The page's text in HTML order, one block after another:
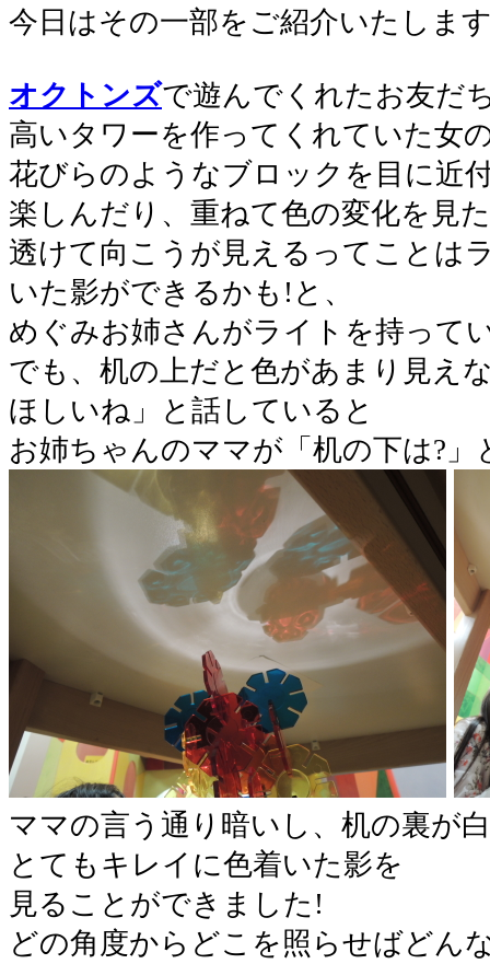
今日はその一部をご紹介いたしま
オクトンズで遊んでくれたお友だ
高いタワーを作ってくれていた女
花びらのようなブロックを目に近
楽しんだり、重ねて色の変化を見
透けて向こうが見えるってことは
いた影ができるかも!と、
めぐみお姉さんがライトを持って
でも、机の上だと色があまり見え
ほしいね」と話していると
お姉ちゃんのママが「机の下は?
ママの言う通り暗いし、机の裏が
とてもキレイに色着いた影を
見ることができました!
どの角度からどこを照らせばどん